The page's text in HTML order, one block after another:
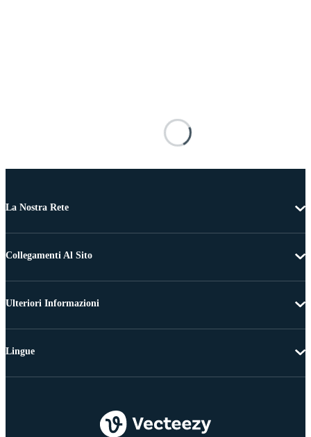
La Nostra Rete
Collegamenti Al Sito
Ulteriori Informazioni
Lingue